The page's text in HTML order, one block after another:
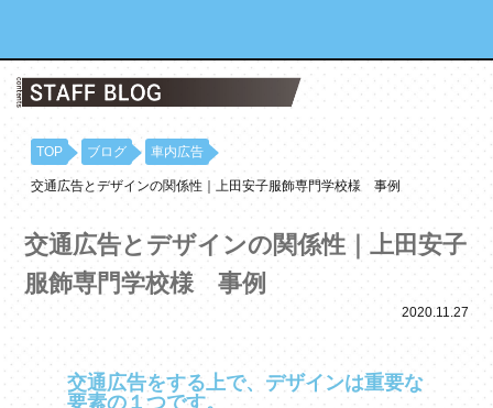
TOP ブログ 車内広告
交通広告とデザインの関係性｜上田安子服飾専門学校様 事例
交通広告とデザインの関係性｜上田安子
服飾専門学校様 事例
2020.11.27
交通広告をする上で、デザインは重要な
要素の１つです。